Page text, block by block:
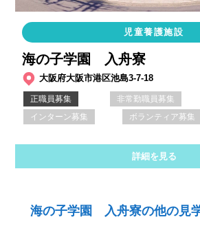
児童養護施設
海の子学園 入舟寮
大阪府大阪市港区池島3-7-18
正職員募集 非常勤職員募集
インターン募集
ボランティア募集
詳細を見る
海の子学園 入舟寮の他の見